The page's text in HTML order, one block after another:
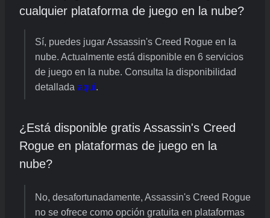
cualquier plataforma de juego en la nube?
Sí, puedes jugar Assassin's Creed Rogue en la
nube. Actualmente está disponible en 6 servicios
de juego en la nube. Consulta la disponibilidad
detallada aquí.
¿Está disponible gratis Assassin's Creed
Rogue en plataformas de juego en la
nube?
No, desafortunadamente, Assassin's Creed Rogue
no se ofrece como opción gratuita en plataformas